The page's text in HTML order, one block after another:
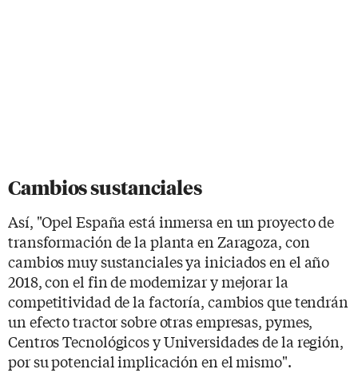
Cambios sustanciales
Así, "Opel España está inmersa en un proyecto de
transformación de la planta en Zaragoza, con
cambios muy sustanciales ya iniciados en el año
2018, con el fin de modernizar y mejorar la
competitividad de la factoría, cambios que tendrán
un efecto tractor sobre otras empresas, pymes,
Centros Tecnológicos y Universidades de la región,
por su potencial implicación en el mismo".